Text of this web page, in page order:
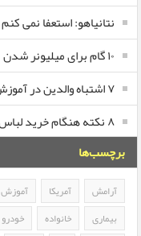
نتانیاهو: استعفا نمی کنم
۱۰ گام برای میلیونر شدن
۷ اشتباه والدین در آموزش مسائل مالی به کودکان
۸ نکته هنگام خرید لباس
برچسب‌ها
آرامش آمریکا آموزش
بیماری
خانواده خودرو